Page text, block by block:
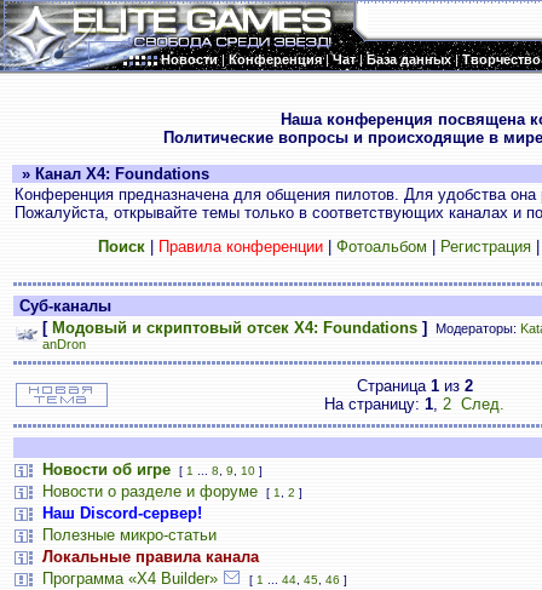
Новости|Конференция|Чат|База данных|Творчество
Наша конференция посвящена
Политические вопросы и происходящие в
» Канал X4: Foundations
Конференция предназначена для общения пилотов. Для удобства
Пожалуйста, открывайте темы только в соответствующих каналах и
Поиск| Правила конференции| Фотоальбом Регистрация
Суб-каналы
[ Модовый и скриптовый отсек X4: Foundations ] Модераторы:
anDron
Страница 1из 2
На страницу: 1, 2 След.
Новости об игре [ 1 8 9 10 ]
Новости о разделе и форуме [ 1 2 ]
Наш Discord-сервер!
Полезные микро-статьи
Локальные правила канала
Программа «X4 Builder»
[ 1 44 45 46 ]